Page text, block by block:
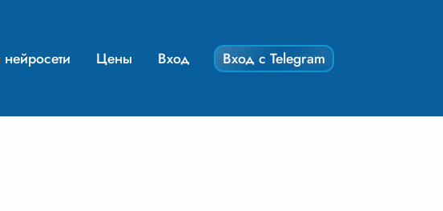
Цены Вход Вход с Telegram